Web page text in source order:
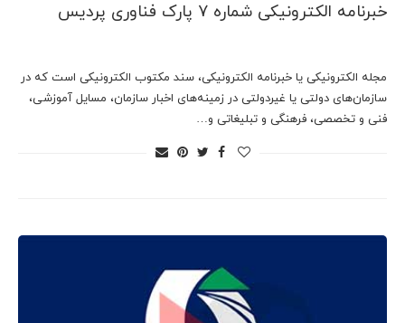
خبرنامه الکترونیکی شماره 7 پارک فناوری پردیس
مجله الکترونیکی یا خبرنامه الکترونیکی، سند مکتوب الکترونیکی است که در
سازمان‌های دولتی یا غیردولتی در زمینه‌های اخبار سازمان، مسایل آموزشی،
فنی و تخصصی، فرهنگی و تبلیغاتی و…